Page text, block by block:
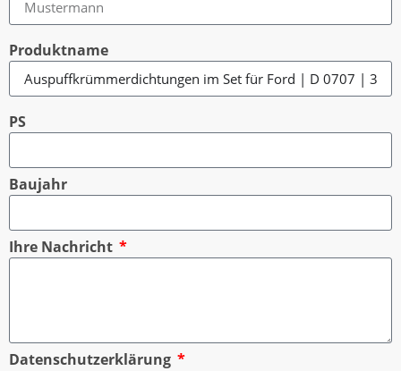
Produktname
PS
Baujahr
Ihre Nachricht
Datenschutzerklärung